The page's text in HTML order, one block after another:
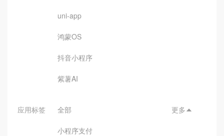
uni-app
鸿蒙OS
抖音小程序
紫薯AI
应用标签 全部
小程序支付
更多 